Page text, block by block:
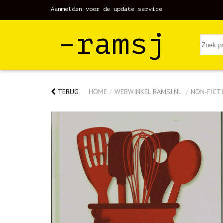
Aanmelden voor de update service
–ramsj
TERUG HOME / WEBWINKEL RAMSJ.NL / NON-